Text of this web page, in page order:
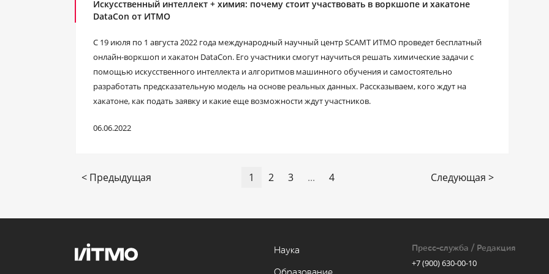
Искусственный интеллект + химия: почему стоит участвовать в воркшопе и хакатоне
DataCon от ИТМО
С 19 июля по 1 августа 2022 года международный научный центр SCAMT ИТМО проведет бесплатный
онлайн-воркшоп и хакатон DataCon. Его участники смогут научиться решать химические задачи с
помощью искусственного интеллекта и алгоритмов машинного обучения и самостоятельно
разработать предсказательную модель на основе реальных данных. Рассказываем, кого ждут на
хакатоне, как подать заявку и какие еще возможности ждут участников.
06.06.2022
< Предыдущая 1 2 3 ... 4 Следующая >
Наука
Пресс-служба / Редакция
+7 (900) 630-00-10